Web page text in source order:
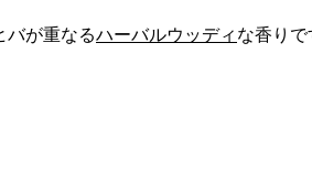
バが重なるハーバルウッディ な香りで
い香りです